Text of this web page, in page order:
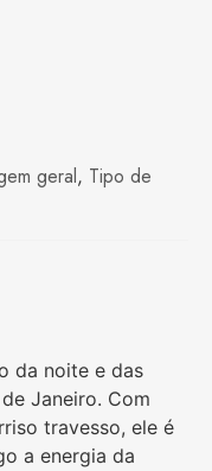
geral, Tipo de
da noite e das
Janeiro. Com
travesso, ele é
a energia da